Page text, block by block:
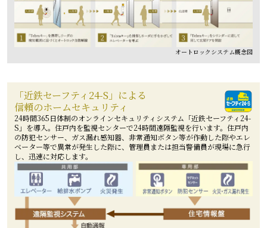
オートロックシステム概念図
「近鉄セーフティ24-S」による
信頼のホームセキュリティ
24時間365日体制のオンラインセキュリティシステム「近鉄セーフティ24-
S」を導入。住戸内を監視センターで24時間遠隔監視を行います。住戸内
の防犯センサー、ガス漏れ感知器、非常通知ボタン等が作動した際やエレ
ベーター等で異常が発生した際に、管理員または担当警備員が現場に急行
し、迅速に対応します。